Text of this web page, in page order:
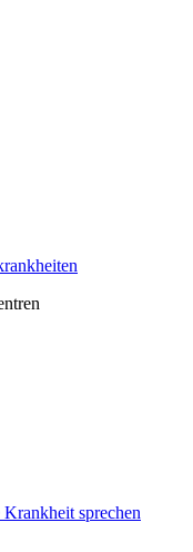
sprechen